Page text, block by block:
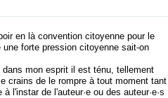
mon esprit il est ténu, tellement
crains de le rompre à tout moment tant
l'instar de l'auteur·e ou des auteur·e·s